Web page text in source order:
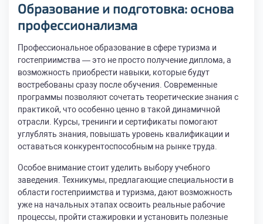
Образование и подготовка: основа
профессионализма
Профессиональное образование в сфере туризма и
гостеприимства — это не просто получение диплома, а
возможность приобрести навыки, которые будут
востребованы сразу после обучения. Современные
программы позволяют сочетать теоретические знания с
практикой, что особенно ценно в такой динамичной
отрасли. Курсы, тренинги и сертификаты помогают
углублять знания, повышать уровень квалификации и
оставаться конкурентоспособным на рынке труда.
Особое внимание стоит уделить выбору учебного
заведения. Техникумы, предлагающие специальности в
области гостеприимства и туризма, дают возможность
уже на начальных этапах освоить реальные рабочие
процессы, пройти стажировки и установить полезные